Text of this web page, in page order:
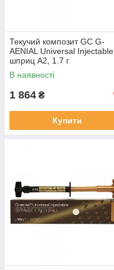
Текучий композит GC G-
AENIAL Universal Injectable,
шприц A2, 1.7 г
В наявності
1 864 ₴
Купити